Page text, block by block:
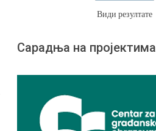
Види резултате
Сарадња на пројектима